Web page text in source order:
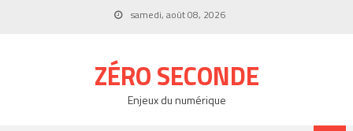
samedi, août 08, 2026
ZÉRO SECONDE
Enjeux du numérique